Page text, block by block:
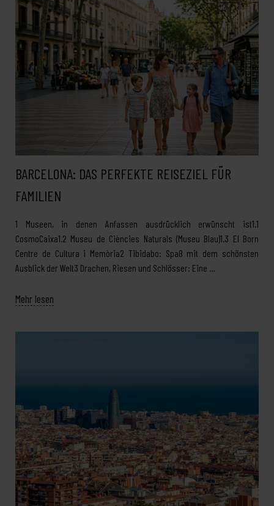
BARCELONA: DAS PERFEKTE REISEZIEL FÜR
FAMILIEN
1 Museen, in denen Anfassen ausdrücklich erwünscht ist1.1
CosmoCaixa1.2 Museu de Ciències Naturals (Museu Blau)1.3 El Born
Centre de Cultura i Memòria2 Tibidabo: Spaß mit dem schönsten
Ausblick der Welt3 Drachen, Riesen und Schlösser: Eine …
Mehr lesen